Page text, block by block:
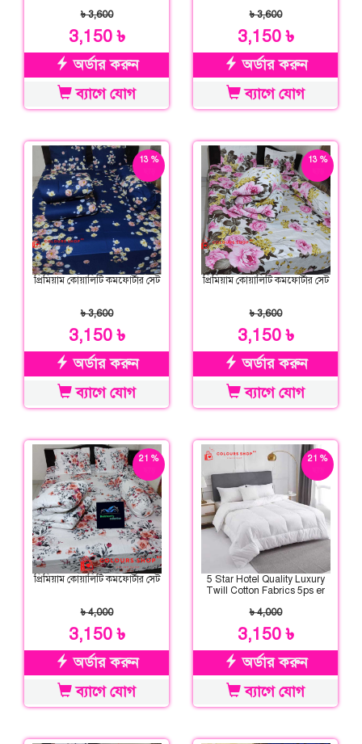
৳ 3,600
3,150 ৳
অর্ডার করুন
ব্যাগে যোগ
৳ 3,600
3,150 ৳
অর্ডার করুন
ব্যাগে যোগ
13 %
প্রিমিয়াম কোয়ালিটি কমফোর্টার সেট
৳ 3,600
3,150 ৳
অর্ডার করুন
ব্যাগে যোগ
13 %
প্রিমিয়াম কোয়ালিটি কমফোর্টার সেট
৳ 3,600
3,150 ৳
অর্ডার করুন
ব্যাগে যোগ
21 %
প্রিমিয়াম কোয়ালিটি কমফোর্টার সেট
৳ 4,000
3,150 ৳
অর্ডার করুন
ব্যাগে যোগ
21 %
5 Star Hotel Quality Luxury
Twill Cotton Fabrics 5ps er
৳ 4,000
3,150 ৳
অর্ডার করুন
ব্যাগে যোগ